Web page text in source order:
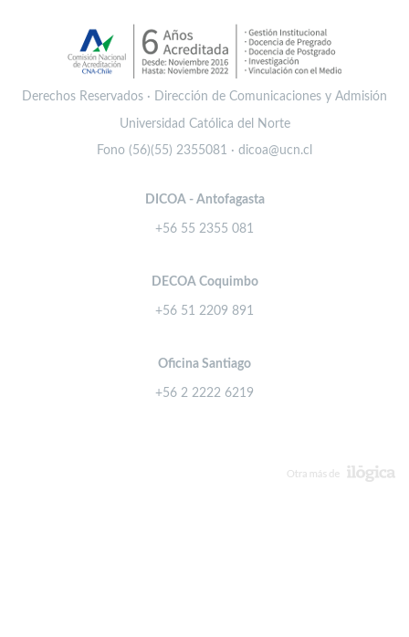
Derechos Reservados · Dirección de Comunicaciones y Admisión
Universidad Católica del Norte
Fono (56)(55) 2355081 · dicoa@ucn.cl
DICOA - Antofagasta
+56 55 2355 081
DECOA Coquimbo
+56 51 2209 891
Oficina Santiago
+56 2 2222 6219